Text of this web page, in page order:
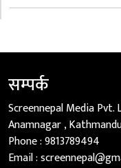
सम्पर्क
Screennepal Media Pvt.
Anamnagar ,
Phone :9813789494
Email :